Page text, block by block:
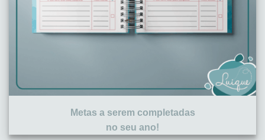
Metas a serem completadas
no seu ano!